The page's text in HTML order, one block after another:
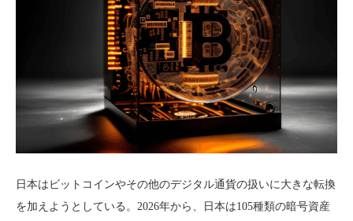
日本はビットコインやその他のデジタル通貨の扱いに大きな転換
を加えようとしている。2026年から、日本は105種類の暗号資産